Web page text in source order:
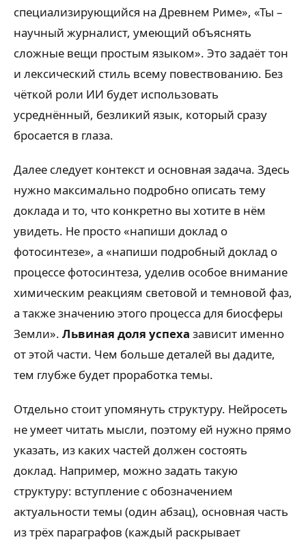
специализирующийся на Древнем Риме», «Ты –
научный журналист, умеющий объяснять
сложные вещи простым языком». Это задаёт тон
и лексический стиль всему повествованию. Без
чёткой роли ИИ будет использовать
усреднённый, безликий язык, который сразу
бросается в глаза.
Далее следует контекст и основная задача. Здесь
нужно максимально подробно описать тему
доклада и то, что конкретно вы хотите в нём
увидеть. Не просто «напиши доклад о
фотосинтезе», а «напиши подробный доклад о
процессе фотосинтеза, уделив особое внимание
химическим реакциям световой и темновой фаз,
а также значению этого процесса для биосферы
Земли». Львиная доля успеха зависит именно
от этой части. Чем больше деталей вы дадите,
тем глубже будет проработка темы.
Отдельно стоит упомянуть структуру. Нейросеть
не умеет читать мысли, поэтому ей нужно прямо
указать, из каких частей должен состоять
доклад. Например, можно задать такую
структуру: вступление с обозначением
актуальности темы (один абзац), основная часть
из трёх параграфов (каждый раскрывает